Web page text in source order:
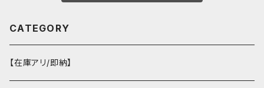
CATEGORY
【在庫アリ/即納】